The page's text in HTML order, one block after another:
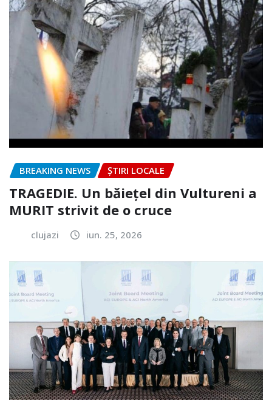
BREAKING NEWS ȘTIRI LOCALE
TRAGEDIE. Un băiețel din Vultureni a
MURIT strivit de o cruce
clujazi iun. 25, 2026